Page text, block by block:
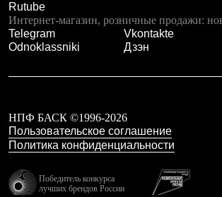
Rutube
Интернет-магазин, розничные продажи:
Telegram
Vkontakte
Odnoklassniki
Дзэн
НПФ БАСК ©1996-2026
Пользовательское соглашение
Политика конфиденциальности
Победитель конкурса
лучших брендов России